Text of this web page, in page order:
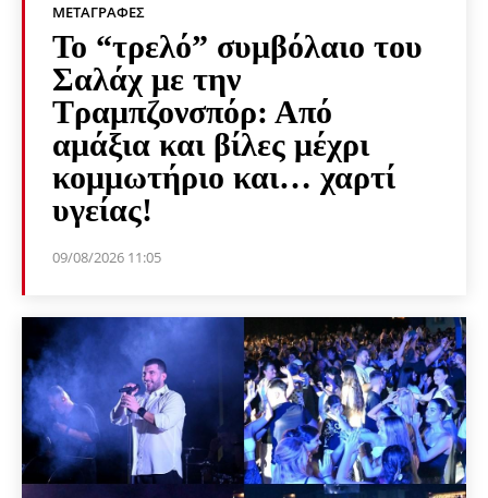
ΜΕΤΑΓΡΑΦΈΣ
Το “τρελό” συμβόλαιο του
Σαλάχ με την
Τραμπζονσπόρ: Από
αμάξια και βίλες μέχρι
κομμωτήριο και… χαρτί
υγείας!
09/08/2026 11:05